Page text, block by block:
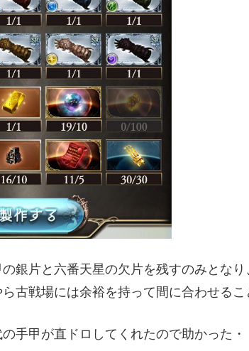
銀片と六番天星の欠片を残すのみとな
古戦場には余裕を持って間に合わせるこ
手甲が直ドロしてくれたので助かった・